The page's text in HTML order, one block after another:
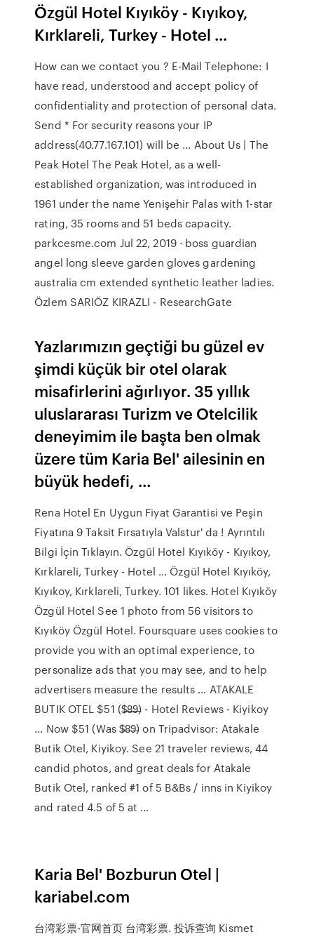
Özgül Hotel Kıyıköy - Kıyıkoy,
Kırklareli, Turkey - Hotel ...
How can we contact you ? E-Mail Telephone: I
have read, understood and accept policy of
confidentiality and protection of personal data.
Send * For security reasons your IP
address(40.77.167.101) will be … About Us | The
Peak Hotel The Peak Hotel, as a well-
established organization, was introduced in
1961 under the name Yenişehir Palas with 1-star
rating, 35 rooms and 51 beds capacity.
parkcesme.com Jul 22, 2019 · boss guardian
angel long sleeve garden gloves gardening
australia cm extended synthetic leather ladies.
Özlem SARIÖZ KIRAZLI - ResearchGate
Yazlarımızın geçtiği bu güzel ev
şimdi küçük bir otel olarak
misafirlerini ağırlıyor. 35 yıllık
uluslararası Turizm ve Otelcilik
deneyimim ile başta ben olmak
üzere tüm Karia Bel' ailesinin en
büyük hedefi, …
Rena Hotel En Uygun Fiyat Garantisi ve Peşin
Fiyatına 9 Taksit Fırsatıyla Valstur' da ! Ayrıntılı
Bilgi İçin Tıklayın. Özgül Hotel Kıyıköy - Kıyıkoy,
Kırklareli, Turkey - Hotel ... Özgül Hotel Kıyıköy,
Kıyıkoy, Kırklareli, Turkey. 101 likes. Hotel Kıyıköy
Özgül Hotel See 1 photo from 56 visitors to
Kıyıköy Özgül Hotel. Foursquare uses cookies to
provide you with an optimal experience, to
personalize ads that you may see, and to help
advertisers measure the results … ATAKALE
BUTIK OTEL $51 ($̶8̶9̶) - Hotel Reviews - Kiyikoy
... Now $51 (Was $̶8̶9̶) on Tripadvisor: Atakale
Butik Otel, Kiyikoy. See 21 traveler reviews, 44
candid photos, and great deals for Atakale
Butik Otel, ranked #1 of 5 B&Bs / inns in Kiyikoy
and rated 4.5 of 5 at …
Karia Bel' Bozburun Otel |
kariabel.com
台湾彩票-官网首页 台湾彩票. 投诉查询 Kismet